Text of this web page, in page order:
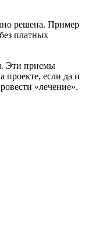
решена. Пример
платных
Эти приемы
проекте, если да и
«лечение».